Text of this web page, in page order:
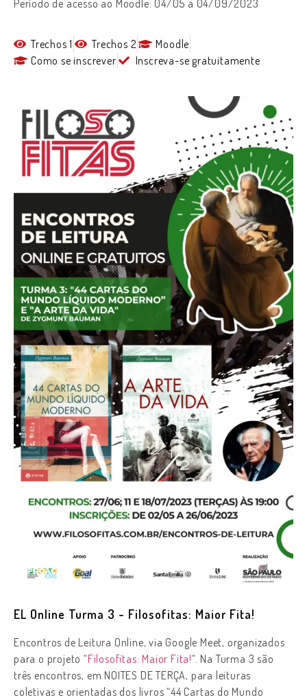
Período de acesso ao Moodle: 04/05 a 04/09/2023
Trechos 1 Trechos 2
Moodle
Como se inscrever
Inscreva-se gratuitamente
EL Online Turma 3 - Filosofitas: Maior Fita!
Encontros de Leitura Online, via Google Meet, organizados
para o projeto “Filosofitas: Maior Fita!“. Na Turma 3 são
três encontros, em NOITES DE TERÇA, para leituras
coletivas e orientadas dos livros “44 Cartas do Mundo